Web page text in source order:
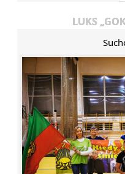
LUKS